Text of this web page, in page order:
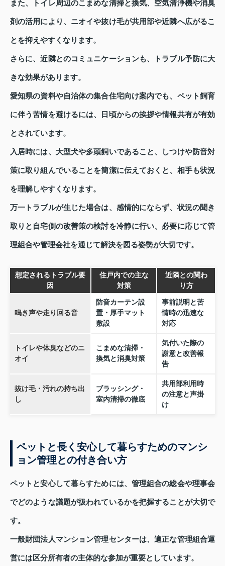
また、トイレ周辺のこまめな清掃と換気、空気清浄機や消臭
剤の活用により、ニオイや抜け毛が共用部や近隣へ広がるこ
とを抑えやすくなります。
さらに、近隣とのコミュニケーションも、トラブル予防に大
きな効果があります。
愛知県の資料や自治体の集合住宅向け案内でも、ペット飼育
に伴う苦情を避けるには、日頃からの挨拶や情報共有が有効
とされています。
入居時には、大型犬や多頭飼いであること、しつけや防音対
策に取り組んでいることを簡潔に伝えておくと、相手も状況
を理解しやすくなります。
万一トラブルが生じた場合は、感情的にならず、状況の聞き
取りと自宅側の改善策の検討を冷静に行い、必要に応じて管
理組合や管理会社を通じて解決を図る姿勢が大切です。
想定されるトラブル要
因
住戸内での主な
対策
近隣との関わ
り方
鳴き声や走り回る音
防音カーテン設
置・厚手マット
敷設
事前説明と苦
情時の迅速な
対応
トイレや体臭などのニ
オイ
こまめな清掃・
換気と消臭対策
気付いた際の
謝意と改善報
告
抜け毛・汚れの持ち出
し
ブラッシング・
室内清掃の徹底
共用部利用時
の注意と声掛
け
ペットと長く安心して暮らすためのマンシ
ョン管理との付き合い方
ペットと安心して暮らすためには、管理組合の総会や理事会
でどのような議題が扱われているかを把握することが大切で
す。
一般財団法人マンション管理センターは、適正な管理組合運
営には区分所有者の主体的な参加が重要としています。